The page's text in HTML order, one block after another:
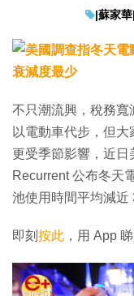
|蘇家華|
不只潮流興，稅務寬
以電動車代步，但
更受季節影響，近日
Recurrent 公布冬天
池使用時間平均減近
即刻 按此 ，用 App